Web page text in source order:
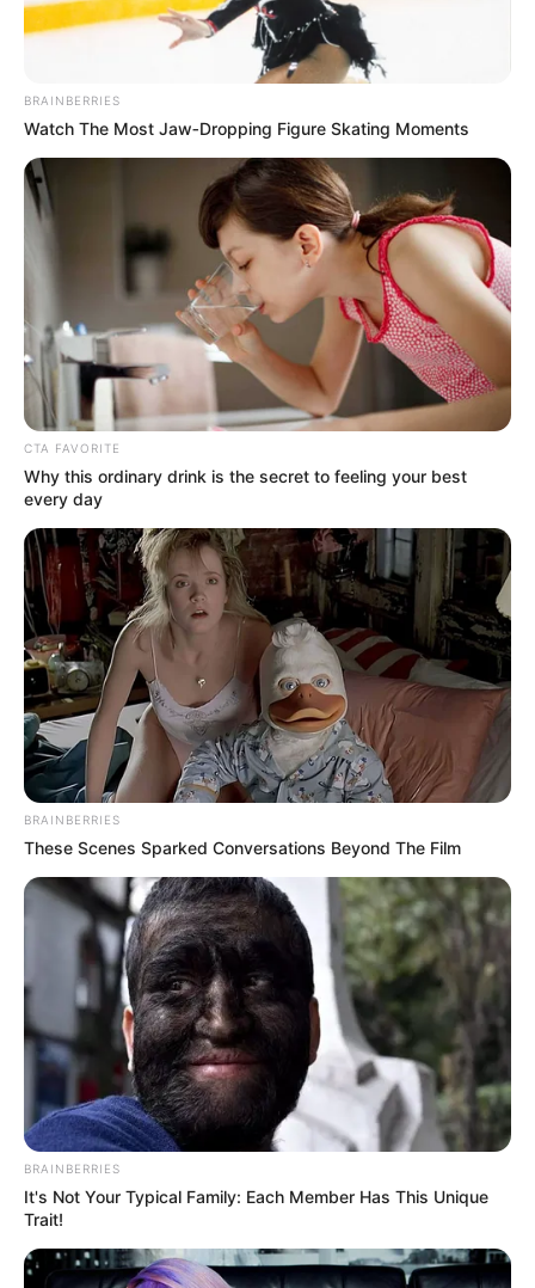
BRAINBERRIES
Watch The Most Jaw‑Dropping Figure Skating Moments
CTA FAVORITE
Why this ordinary drink is the secret to feeling your best
every day
BRAINBERRIES
These Scenes Sparked Conversations Beyond The Film
BRAINBERRIES
It's Not Your Typical Family: Each Member Has This Unique
Trait!